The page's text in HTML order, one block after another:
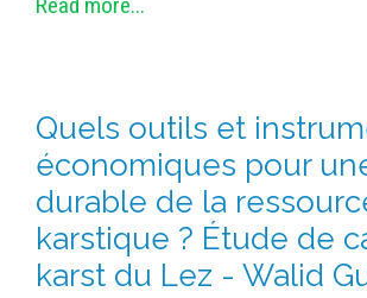
Quels outils et
économiques pour
durable de la
karstique ? Étude de
karst du Lez - Walid